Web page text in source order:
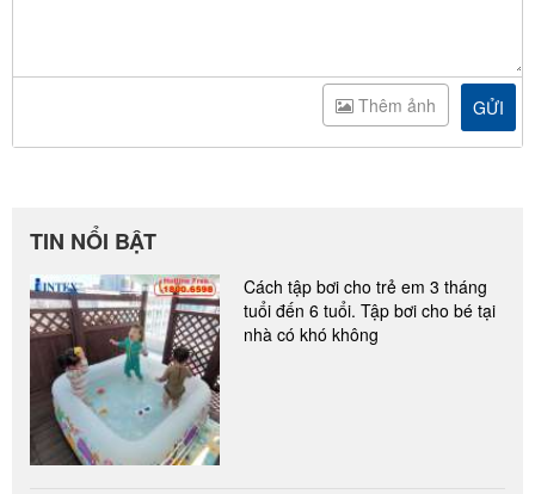
GỬI
Thêm ảnh
TIN NỔI BẬT
Cách tập bơi cho trẻ em 3 tháng
tuổi đến 6 tuổi. Tập bơi cho bé tại
nhà có khó không